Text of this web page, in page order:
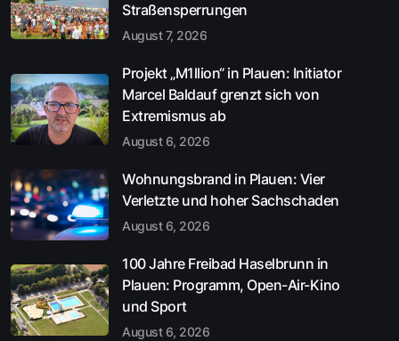
Straßensperrungen
August 7, 2026
Projekt „M1llion“ in Plauen: Initiator
Marcel Baldauf grenzt sich von
Extremismus ab
August 6, 2026
Wohnungsbrand in Plauen: Vier
Verletzte und hoher Sachschaden
August 6, 2026
100 Jahre Freibad Haselbrunn in
Plauen: Programm, Open-Air-Kino
und Sport
August 6, 2026